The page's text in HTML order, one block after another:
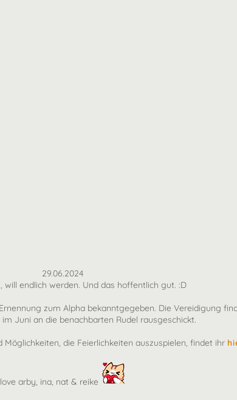
29.06.2024
will endlich werden. Und das hoffentlich gut. :D
zum Alpha bekanntgegeben. Die Vereidigung
Juni an die benachbarten Rudel rausgeschickt.
die Feierlichkeiten auszuspielen, findet ihr
love arby, ina, nat & reike